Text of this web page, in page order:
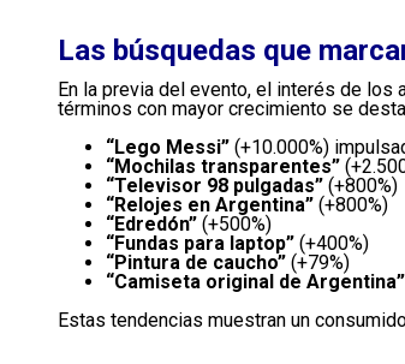
Las búsquedas que
En la previa del evento, el interés de los
términos con mayor crecimiento se
“Lego Messi” (+10.000%)
“Mochilas transparentes”
“Televisor 98 pulgadas” (+800%)
“Relojes en Argentina” (+800%)
“Edredón” (+500%)
“Fundas para laptop” (+400%)
“Pintura de caucho” (+79%)
“Camiseta original de Argentina”
Estas tendencias muestran un